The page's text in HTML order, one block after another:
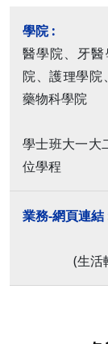
醫學院、牙
院、護理學院
藥物科學院
學士班大一大
位學程
(生活